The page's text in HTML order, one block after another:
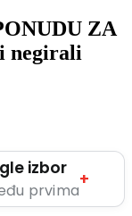
ZA
negirali
izbor
prvima
+